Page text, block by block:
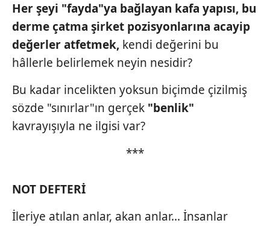
Her şeyi "fayda"ya bağlayan kafa yapısı, bu
derme çatma şirket pozisyonlarına acayip
değerleratfetmek, kendi değerini bu
hâllerle belirlemek neyin nesidir?
Bu kadar incelikten yoksun biçimde çizilmiş
sözde "sınırlar"ın gerçek "benlik"
kavrayışıyla ne ilgisi var?
***
NOT DEFTERİ
İleriye atılan anlar, akan anlar... İnsanlar